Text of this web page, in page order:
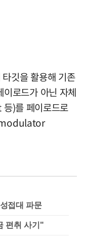
깃을 활용해 기존
로드가 아닌 자체
)를 페이로드로
접대 파문
편취 사기"